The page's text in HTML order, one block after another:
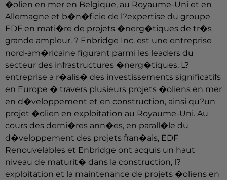
�olien en mer en Belgique, au Royaume-Uni et en
Allemagne et b�n�ficie de l?expertise du groupe
EDF en mati�re de projets �nerg�tiques de tr�s
grande ampleur. ? Enbridge Inc. est une entreprise
nord-am�ricaine figurant parmi les leaders du
secteur des infrastructures �nerg�tiques. L?
entreprise a r�alis� des investissements significatifs
en Europe � travers plusieurs projets �oliens en mer
en d�veloppement et en construction, ainsi qu?un
projet �olien en exploitation au Royaume-Uni. Au
cours des derni�res ann�es, en parall�le du
d�veloppement des projets fran�ais, EDF
Renouvelables et Enbridge ont acquis un haut
niveau de maturit� dans la construction, l?
exploitation et la maintenance de projets �oliens en